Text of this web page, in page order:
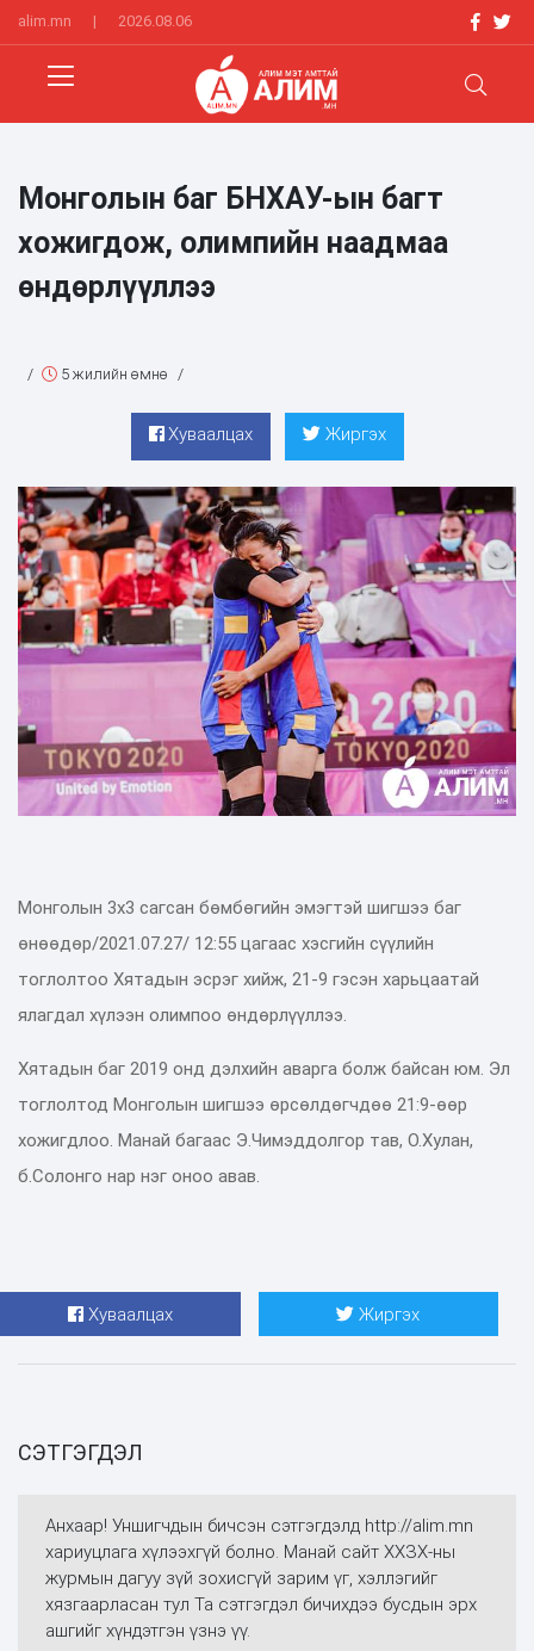
alim.mn | 2026.08.06
Монголын баг БНХАУ-ын багт
хожигдож, олимпийн наадмаа
өндөрлүүллээ
/ 5 жилийн өмнө /
Хуваалцах Жиргэх
Монголын 3х3 сагсан бөмбөгийн эмэгтэй шигшээ баг
өнөөдөр/2021.07.27/ 12:55 цагаас хэсгийн сүүлийн
тоглолтоо Хятадын эсрэг хийж, 21-9 гэсэн харьцаатай
ялагдал хүлээн олимпоо өндөрлүүллээ.
Хятадын баг 2019 онд дэлхийн аварга болж байсан юм. Эл
тоглолтод Монголын шигшээ өрсөлдөгчдөө 21:9-өөр
хожигдлоо. Манай багаас Э.Чимэддолгор тав, О.Хулан,
б.Солонго нар нэг оноо авав.
Хуваалцах Жиргэх
СЭТГЭГДЭЛ
Анхаар! Уншигчдын бичсэн сэтгэгдэлд http://alim.mn
хариуцлага хүлээхгүй болно. Манай сайт ХХЗХ-ны
журмын дагуу зүй зохисгүй зарим үг, хэллэгийг
хязгаарласан тул Та сэтгэгдэл бичихдээ бусдын эрх
ашгийг хүндэтгэн үзнэ үү.